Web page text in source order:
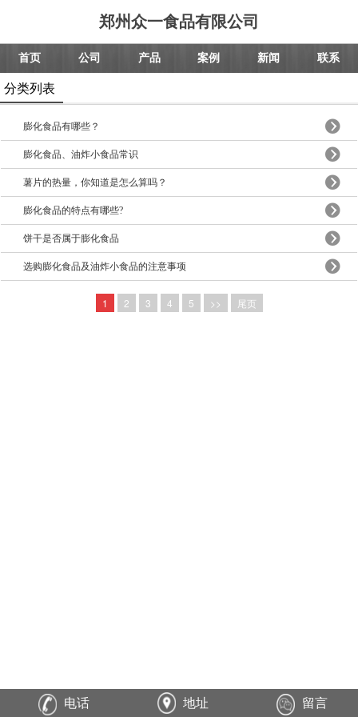
郑州众一食品有限公司
首页 公司 产品 案例 新闻 联系
分类列表
膨化食品有哪些？
膨化食品、油炸小食品常识
薯片的热量，你知道是怎么算吗？
膨化食品的特点有哪些?
饼干是否属于膨化食品
选购膨化食品及油炸小食品的注意事项
1 2 3 4 5 >> 尾页
电话 地址 留言